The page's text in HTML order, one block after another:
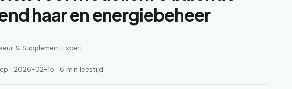
haar en energiebeheer
& Supplement Expert
· 2026-02-15 · 6 min leestijd